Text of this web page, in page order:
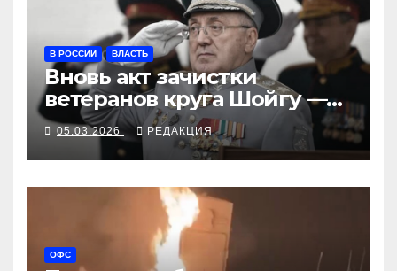
В РОССИИ ВЛАСТЬ
Вновь акт зачистки
ветеранов круга Шойгу —
арестован Руслан Цаликов
05.03.2026 РЕДАКЦИЯ
ОФС